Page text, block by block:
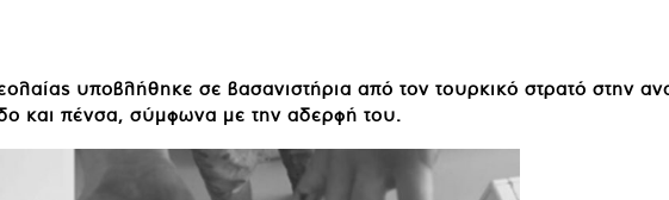
υποβλήθηκε σε βασανιστήρια από τον τουρκικό στρατό στην
και πένσα, σύμφωνα με την αδερφή του.